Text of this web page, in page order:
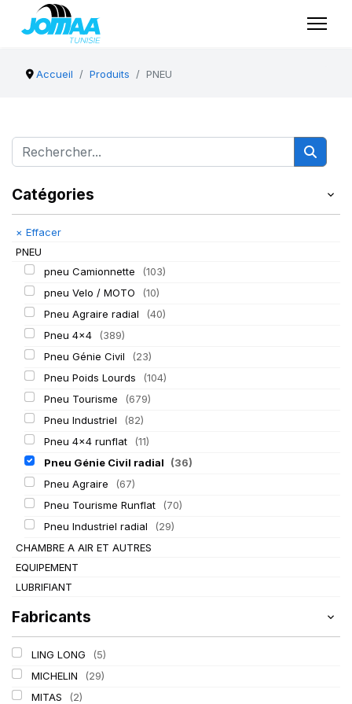
Accueil Produits PNEU
Catégories
× Effacer
PNEU
pneu Camionnette
(103)
pneu Velo / MOTO
(10)
Pneu Agraire radial
(40)
Pneu 4x4
(389)
Pneu Génie Civil
(23)
Pneu Poids Lourds
(104)
Pneu Tourisme
(679)
Pneu Industriel
(82)
Pneu 4x4 runflat
(11)
Pneu Génie Civil radial
(36)
Pneu Agraire
(67)
Pneu Tourisme Runflat
(70)
Pneu Industriel radial
(29)
CHAMBRE A AIR ET AUTRES
EQUIPEMENT
LUBRIFIANT
Fabricants
LING LONG
(5)
MICHELIN
(29)
MITAS
(2)